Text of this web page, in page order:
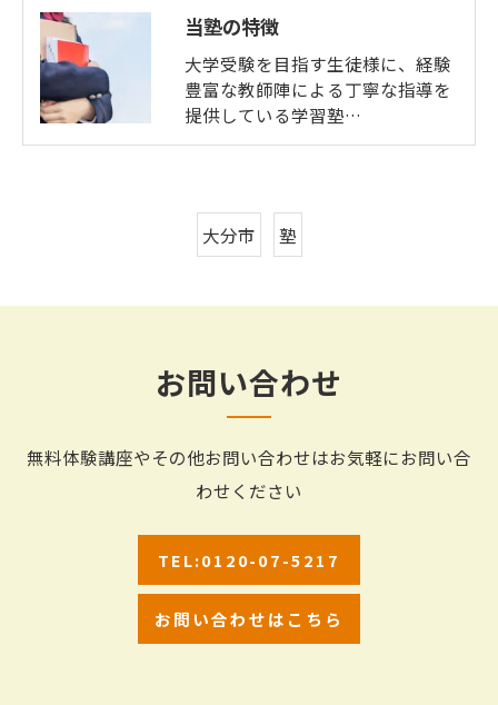
当塾の特徴
大学受験を目指す生徒様に、経験
豊富な教師陣による丁寧な指導を
提供している学習塾…
大分市 塾
お問い合わせ
無料体験講座やその他お問い合わせはお気軽にお問い合
わせください
TEL:0120-07-5217
お問い合わせはこちら